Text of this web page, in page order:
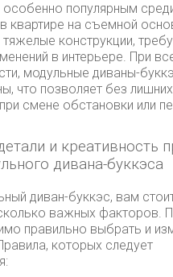
особенно популярным
квартире на съемной
тяжелые конструкции,
в интерьере. При
модульные диваны-
что позволяет без
смене обстановки или
и креативность
дивана-буккэса
диван-буккэс, вам
важных факторов.
правильно выбрать и
которых следует